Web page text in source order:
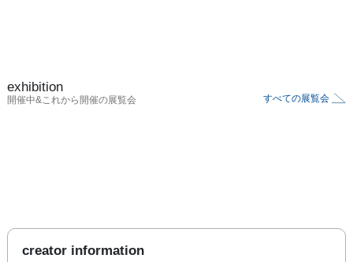
exhibition
開催中&これから開催の展覧会 すべての展覧会
creator information